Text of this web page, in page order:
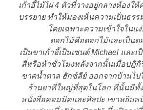
เก้าอี้ไม้ไผ่ 4 ตัวที่วางอยู่กลางห้องใ
บรรยาย ทำให้มองเห็นความเป็นธร
โดยเฉพาะความเข้าใจในแ
ดอกไม้คือดอกไม้และเป็นดอก
เป็นขาเก้าอี้เป็นเซนต์ Michael และ
สี่หรือห้าชั่วโมงหลังจากนั้นเมื่อปฏิกิ
ขาดน้ำตาล ฮักซ์ลีย์ ออกจากบ้านไป
ร้านยาที่ใหญ่ที่สุดในโลก ที่นั้นมีทั้
หนังสือคอมมิคและศิลปะ เขาหยิบห